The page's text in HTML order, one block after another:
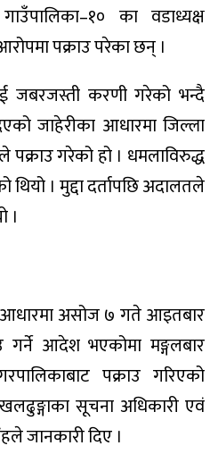
का वडाध्यक्ष
पक्राउ परेका छन् ।
जबरजस्ती करणी गरेको भन्दै
जाहेरीका आधारमा जिल्ला
पक्राउ गरेको हो । धमलाविरुद्ध
थियो । मुद्दा दर्तापछि अदालतले
।
आधारमा असोज ७ गते आइतबार
गर्ने आदेश भएकोमा मङ्गलबार
पक्राउ गरिएको
सूचना अधिकारी एवं
जानकारी दिए ।